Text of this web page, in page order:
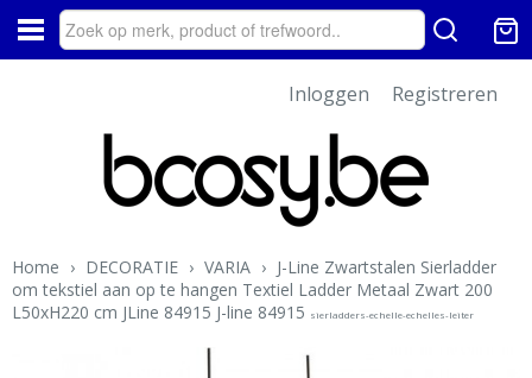
Inloggen Registreren
Home › DECORATIE › VARIA › J-Line Zwartstalen Sierladder
om tekstiel aan op te hangen Textiel Ladder Metaal Zwart 200
L50xH220 cm JLine 84915 J-line 84915 sierladders-echelle-echelles-leiter